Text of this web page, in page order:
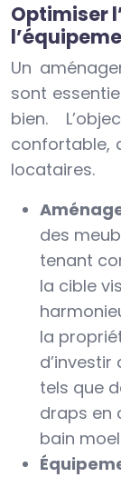
Optimiser
Un
sont
bien.
confortable,
locataires.
des
tenant
la cible
la
tels que
draps en
bain